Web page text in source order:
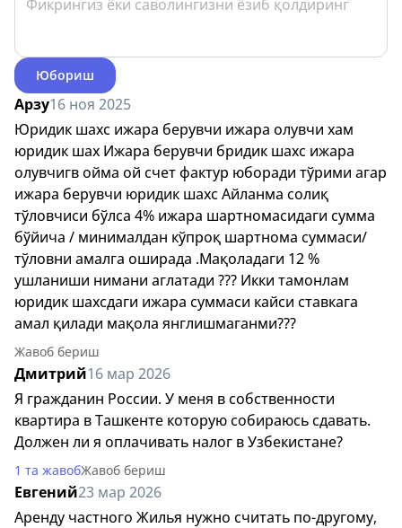
Юбориш
Арзу16 ноя 2025
Юридик шахс ижара берувчи ижара олувчи хам
юридик шах Ижара берувчи бридик шахс ижара
олувчигв ойма ой счет фактур юборади тўрими агар
ижара берувчи юридик шахс Айланма солиқ
тўловчиси бўлса 4% ижара шартномасидаги сумма
бўйича / минималдан кўпроқ шартнома суммаси/
тўловни амалга оширада .Мақоладаги 12 %
ушланиши нимани аглатади ??? Икки тамонлам
юридик шахсдаги ижара суммаси кайси ставкага
амал қилади мақола янглишмаганми???
Жавоб бериш
Дмитрий16 мар 2026
Я гражданин России. У меня в собственности
квартира в Ташкенте которую собираюсь сдавать.
Должен ли я оплачивать налог в Узбекистане?
1 та жавобЖавоб бериш
Евгений23 мар 2026
Аренду частного Жилья нужно считать по-другому,